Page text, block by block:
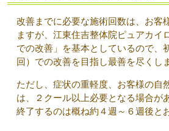
改善までに必要な施術回数は、お客
ますが、江東住吉整体院ピュアカイ
での改善」を基本としているので、
回）での改善を目指し最善を尽くし
ただし、症状の重軽度、お客様の自
は、２クール以上必要となる場合が
終了するのは概ね約４週～６週後と